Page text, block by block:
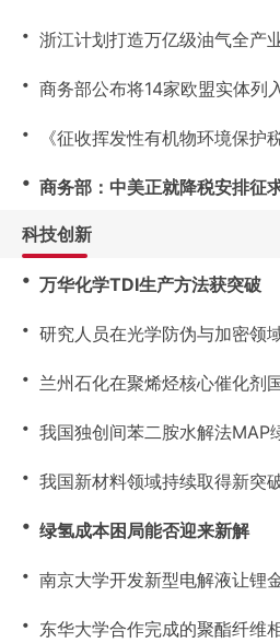
・ 浙江计划打造万亿级油气全产
・ 商务部公布将14家欧盟实体列
・ 《征收挥发性有机物环境保护
・ 商务部：中美正就降税安排征
科技创新
・ 万华化学TDI生产方法获突破
・ 研究人员在光学防伪与加密领
・ 兰州石化在聚烯烃核心催化剂
・ 我国独创间苯二胺水解法MAP
・ 我国新材料领域持续取得新突
・ 绿氢成本困局能否迎来新解
・ 南京大学开发新型电解液让锂
・ 东华大学合作完成的聚酯纤维